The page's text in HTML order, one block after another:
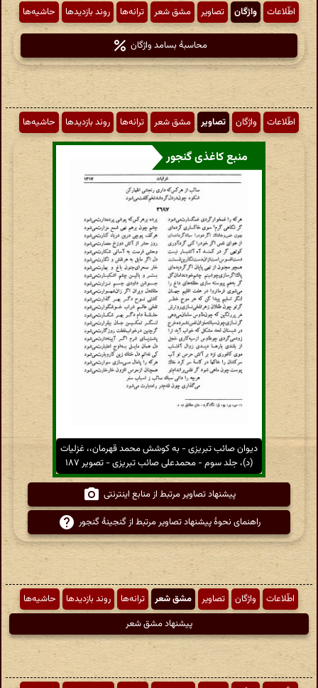
اطّلاعات واژگان تصاویر مشق شعر ترانه‌ها روند بازدیدها حاشیه‌ها
محاسبهٔ بسامد واژگان
اطّلاعات واژگان تصاویر مشق شعر ترانه‌ها روند بازدیدها حاشیه‌ها
منبع کاغذی گنجور
دیوان صائب تبریزی - به کوشش محمد قهرمان،، غزلیات
(د)، جلد سوم - محمدعلی صائب تبریزی - تصویر ۱۸۷
پیشنهاد تصاویر مرتبط از منابع اینترنتی
راهنمای نحوهٔ پیشنهاد تصاویر مرتبط از گنجینهٔ گنجور
اطّلاعات واژگان تصاویر مشق شعر ترانه‌ها روند بازدیدها
حاشیه‌ها
پیشنهاد مشق شعر